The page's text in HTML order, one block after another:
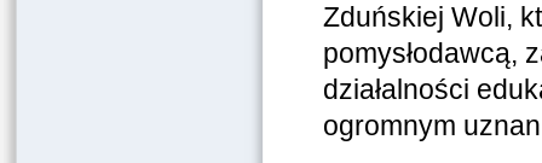
Zduńskiej Woli,
pomysłodawcą,
działalności
ogromnym